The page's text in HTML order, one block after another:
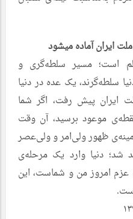
ایران آماده میشود
است؛ مسیر سلطه‌گری و
سلطه‌گرند، یک عده در دنیا
ایران پیش رفت، اگر شما
موعود برسید، آن وقت
ظهور ولى‌امر و ولى‌عصر
شد؛ دنیا وارد یک مرحله‌ی
امروز من و شماست، این